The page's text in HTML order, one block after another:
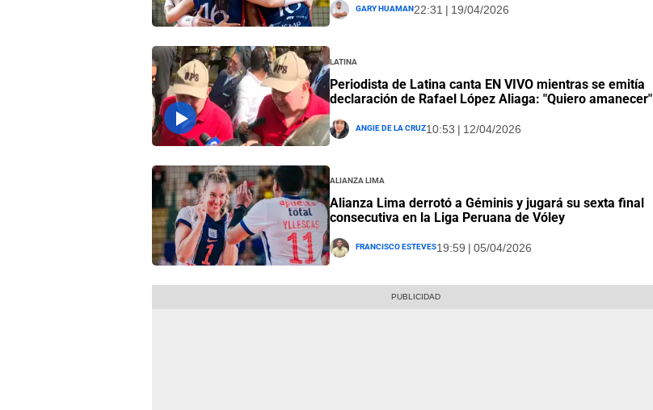
Gary Huaman22:31 | 19/04/2026
Latina
Periodista de Latina canta EN VIVO mientras se emitía
declaración de Rafael López Aliaga: "Quiero amanecer"
Angie De La Cruz10:53 | 12/04/2026
Alianza Lima
Alianza Lima derrotó a Géminis y jugará su sexta final
consecutiva en la Liga Peruana de Vóley
Francisco Esteves19:59 | 05/04/2026